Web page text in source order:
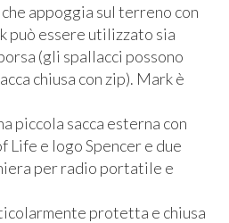
appoggia sul terreno con
può essere utilizzato sia
(gli spallacci possono
chiusa con zip). Mark è
piccola sacca esterna con
Life e logo Spencer e due
per radio portatile e
protetta e chiusa